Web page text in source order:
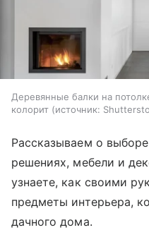
Деревянные балки на
колорит
источник:
Рассказываем о
решениях, мебели и
узнаете, как своими
предметы интерьера,
дачного дома.